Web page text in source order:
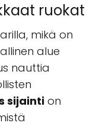
ruokat
mikä on
alue
nauttia
sijaintion